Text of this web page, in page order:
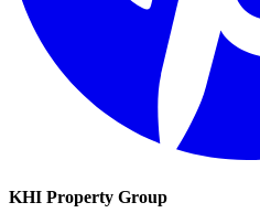
KHI Property Group